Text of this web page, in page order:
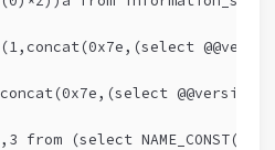
(select